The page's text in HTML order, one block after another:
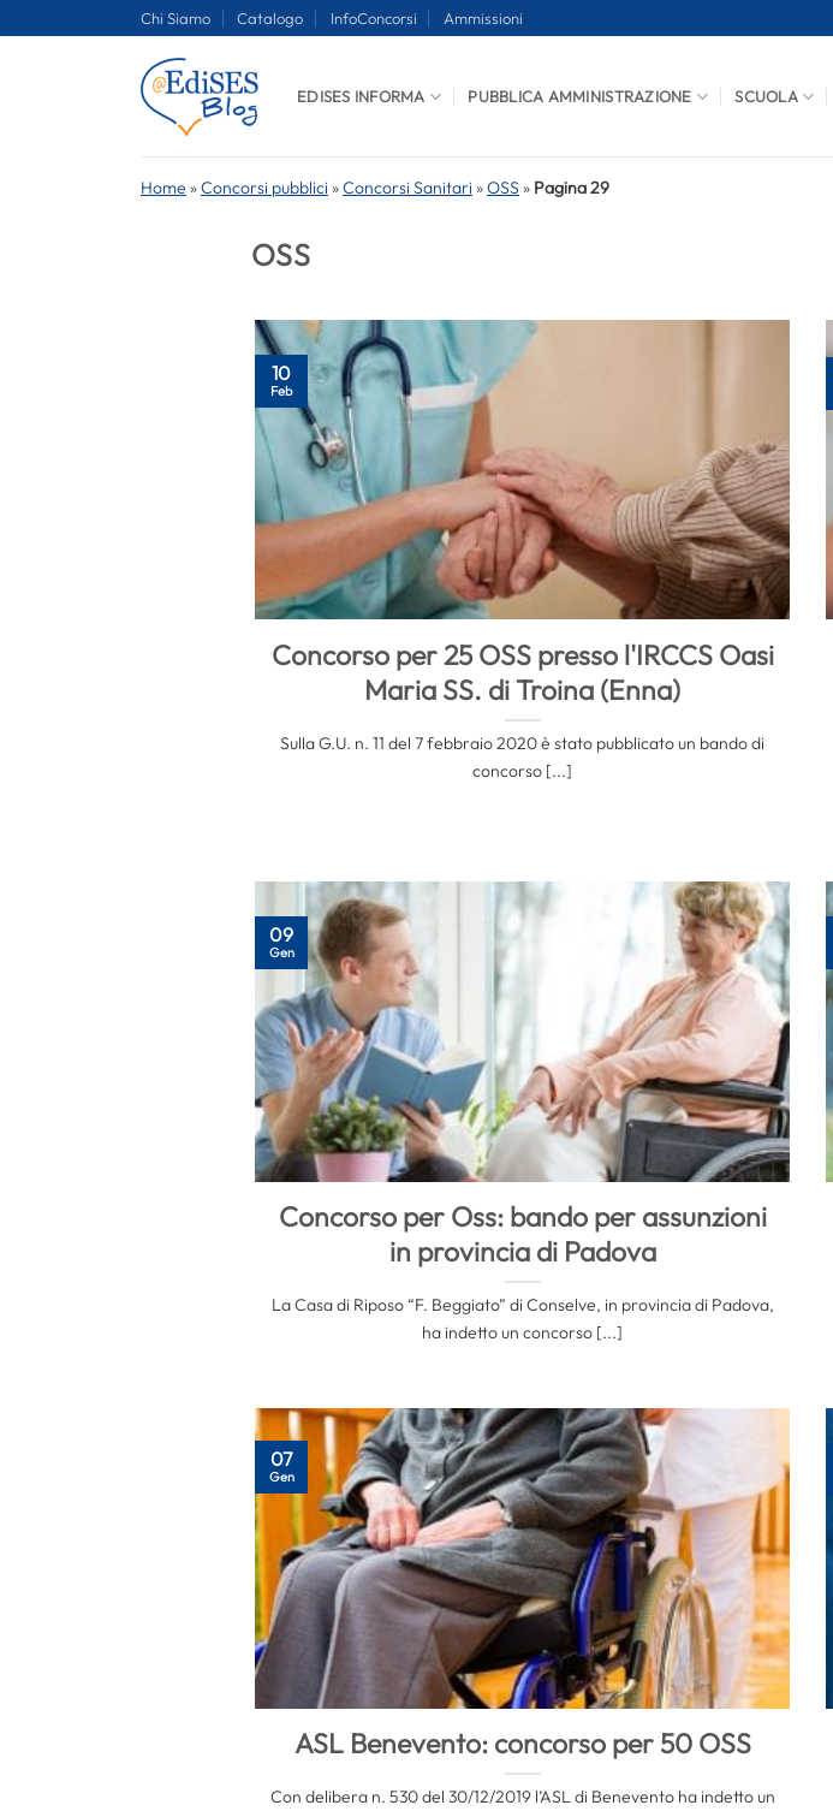
Chi Siamo Catalogo InfoConcorsi Ammissioni
EDISES INFORMA PUBBLICA AMMINISTRAZIONE SCUOLA
Home »Concorsi pubblici »Concorsi Sanitari »OSS » Pagina 29
OSS
Concorso per 25 OSS presso l'IRCCS Oasi
Maria SS. di Troina (Enna)
Sulla G.U. n. 11 del 7 febbraio 2020 è stato pubblicato un bando di
concorso [...]
10
Feb
Concorso per Oss: bando per assunzioni
in provincia di Padova
La Casa di Riposo “F. Beggiato” di Conselve, in provincia di Padova,
ha indetto un concorso [...]
09
Gen
ASL Benevento: concorso per 50 OSS
Con delibera n. 530 del 30/12/2019 l’ASL di Benevento ha indetto un
07
Gen